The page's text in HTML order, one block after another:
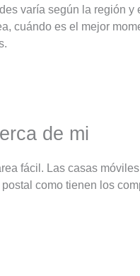
varía según la región
cuándo es el mejor
de mi
fácil. Las casas
como tienen los